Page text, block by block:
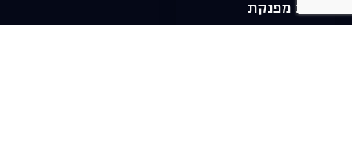
אישית מפנקת